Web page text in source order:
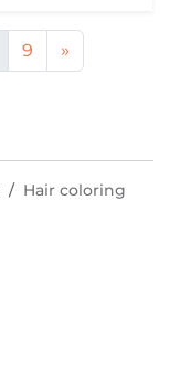
9 »
Hair coloring